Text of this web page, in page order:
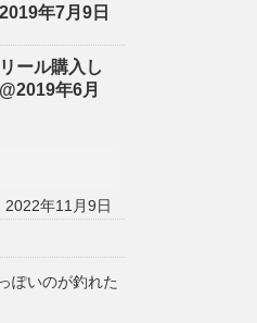
年7月9日
ール購入し
年6月
2022年11月9日
ぽいのが釣れた